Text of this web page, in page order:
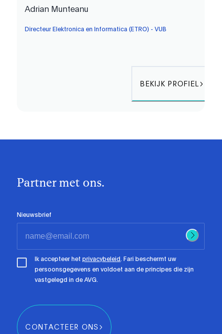
Adrian Munteanu
Directeur Elektronica en Informatica (ETRO) - VUB
BEKIJK PROFIEL
Partner met ons.
Nieuwsbrief
Ik accepteer hetprivacybeleid . Fari beschermt uw
persoonsgegevens en voldoet aan de principes die zijn
vastgelegd in de AVG.
CONTACTEER ONS